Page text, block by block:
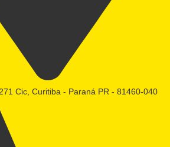
Cic, Curitiba - Paraná PR - 81460-040